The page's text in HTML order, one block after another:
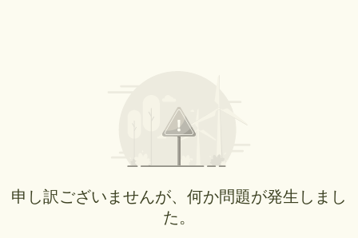
申し訳ございませんが、何か問題が発生しまし
た。